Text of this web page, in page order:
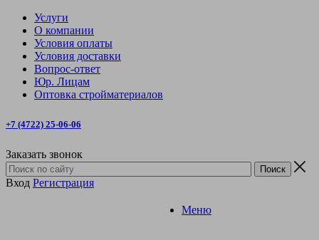
Услуги
О компании
Условия оплаты
Условия доставки
Вопрос-ответ
Юр. Лицам
Оптовка стройматериалов
+7 (4722) 25-06-06
Заказать звонок
Вход Регистрация
Меню